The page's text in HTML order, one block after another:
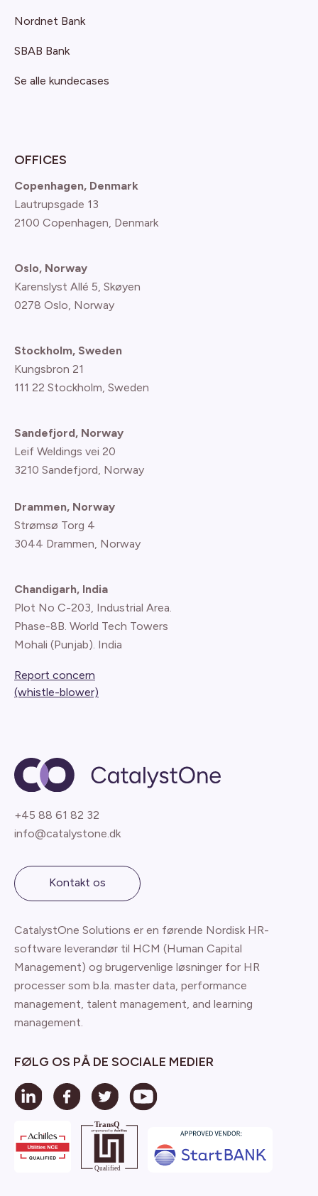
Nordnet Bank
SBAB Bank
Se alle kundecases
OFFICES
Copenhagen, Denmark
Lautrupsgade 13
2100 Copenhagen , Denmark
Oslo, Norway
Karenslyst Allé 5, Skøyen
0278 Oslo, Norway
Stockholm, Sweden
Kungsbron 21
111 22 Stockholm, Sweden
Sandefjord, Norway
Leif Weldings vei 20
3210 Sandefjord, Norway
Drammen, Norway
Strømsø Torg 4
3044 Drammen, Norway
Chandigarh, India
Plot No C-203, Industrial Area.
Phase-8B. World Tech Towers
Mohali (Punjab). India
Report concern
(whistle-blower)
+45 88 61 82 32
info@catalystone.dk
Kontakt os
CatalystOne Solutions er en førende Nordisk HR-
software leverandør til HCM (Human Capital
Management) og brugervenlige løsninger for HR
processer som b.la. master data, performance
management, talent management, and learning
management.
FØLG OS PÅ DE SOCIALE MEDIER